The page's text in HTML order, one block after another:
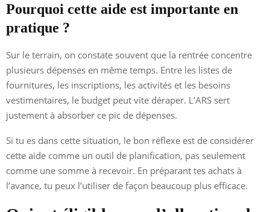
Pourquoi cette aide est importante en
pratique ?
Sur le terrain, on constate souvent que la rentrée concentre
plusieurs dépenses en même temps. Entre les listes de
fournitures, les inscriptions, les activités et les besoins
vestimentaires, le budget peut vite déraper. L’ARS sert
justement à absorber ce pic de dépenses.
Si tu es dans cette situation, le bon réflexe est de considérer
cette aide comme un outil de planification, pas seulement
comme une somme à recevoir. En préparant tes achats à
l’avance, tu peux l’utiliser de façon beaucoup plus efficace.